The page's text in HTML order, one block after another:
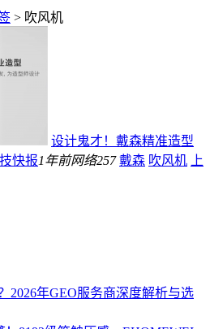
> 吹风机
设计鬼才！戴森精准造型
快报1年前网络257 戴森 吹风机
上
2026年GEO服务商深度解析与选